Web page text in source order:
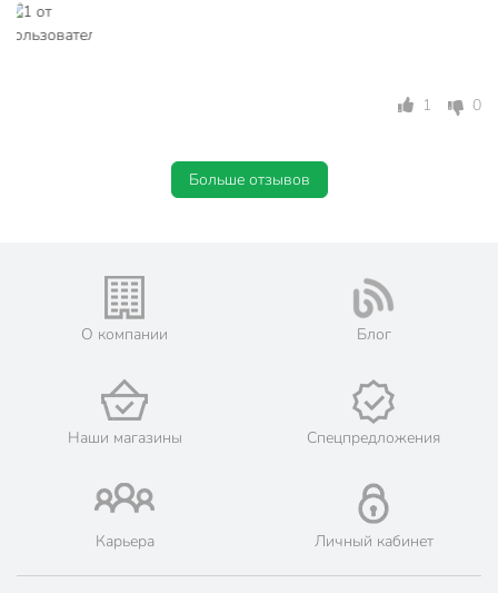
1 0
Больше отзывов
О компании Блог
Наши магазины Спецпредложения
Карьера Личный кабинет